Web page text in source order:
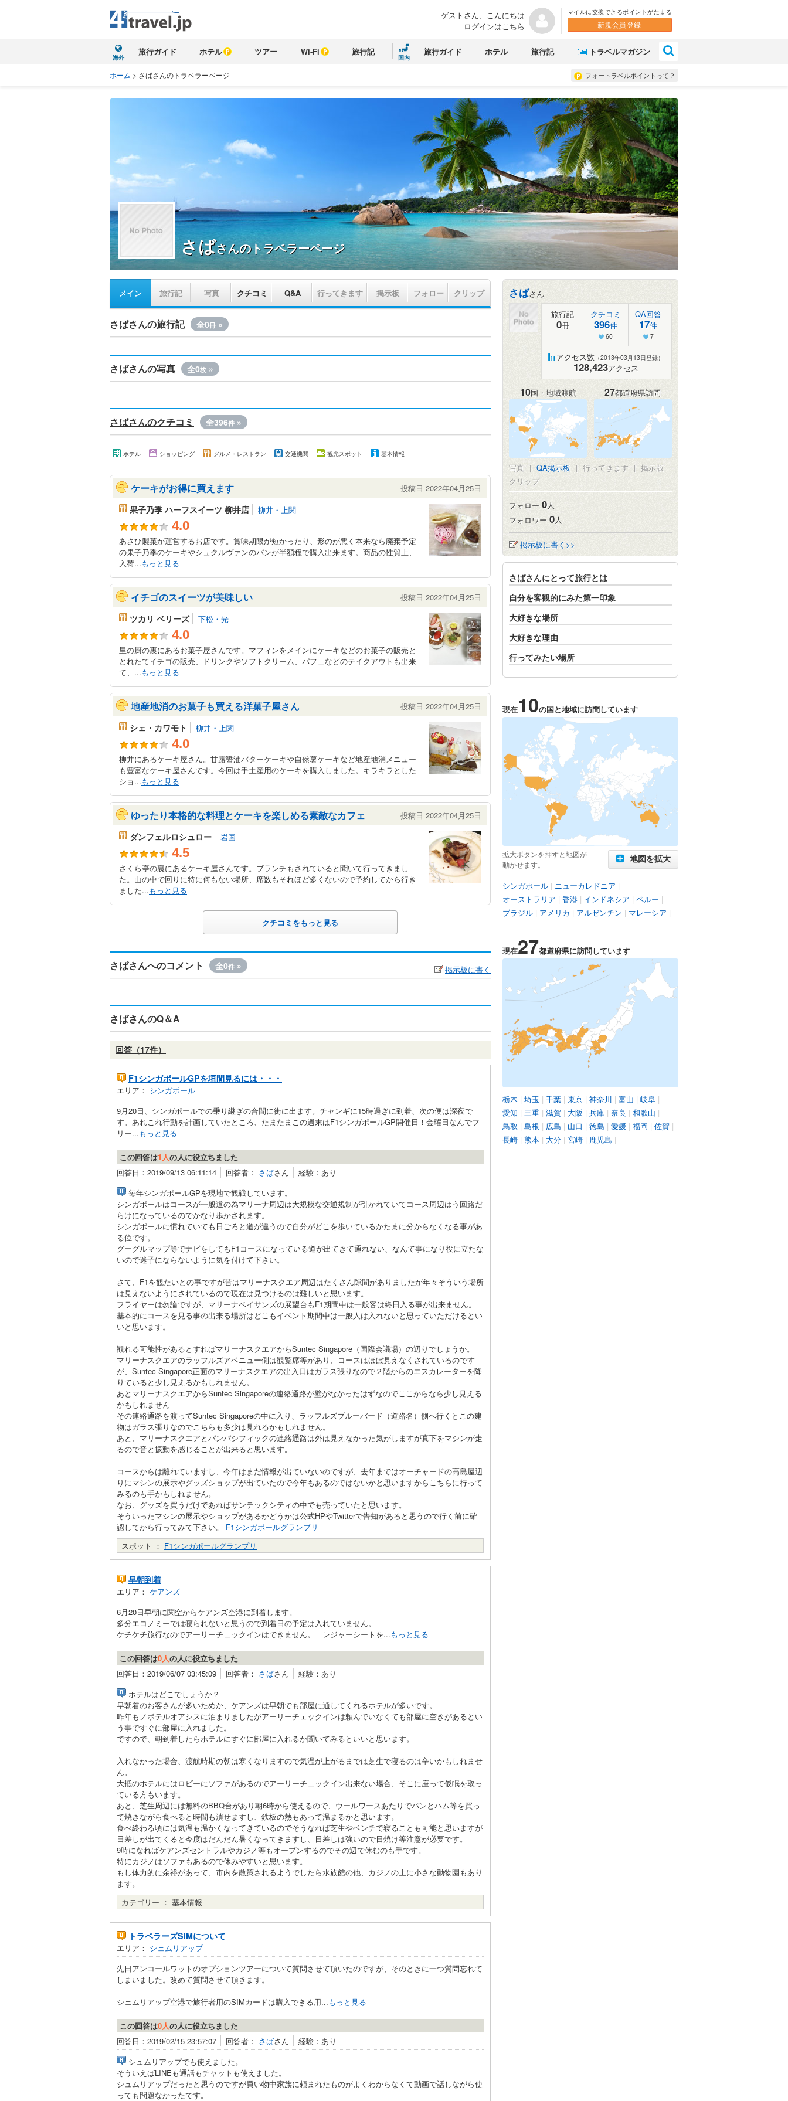
ゲストさん、こんにちは
ログインはこちら
マイルに交換できるポイントがたまる
新規会員登録
海外
旅行ガイド ホテル ツアー Wi-Fi 旅行記
国内
旅行ガイド ホテル 旅行記 トラベルマガジン
フォートラベルポイントって？
ホーム > さばさんのトラベラーページ
さばさんのトラベラーページ
メイン 旅行記 写真 クチコミ Q&A 行ってきます 掲示板 フォロー クリップ
さばさんの旅行記 全0冊 »
さばさんの写真 全0枚 »
さばさんのクチコミ 全396件 »
ホテル ショッピング グルメ・レストラン 交通機関 観光スポット 基本情報
ケーキがお得に買えます 投稿日 2022年04月25日
果子乃季 ハーフスイーツ 柳井店 柳井・上関
4.0
あさひ製菓が運営するお店です。賞味期限が短かったり、形のが悪く本来なら廃棄予定
の果子乃季のケーキやシュクルヴァンのパンが半額程で購入出来ます。商品の性質上、
入荷...もっと見る
イチゴのスイーツが美味しい 投稿日 2022年04月25日
ツカリ ベリーズ 下松・光
4.0
里の厨の裏にあるお菓子屋さんです。マフィンをメインにケーキなどのお菓子の販売と
とれたてイチゴの販売、ドリンクやソフトクリーム、パフェなどのテイクアウトも出来
て、...もっと見る
地産地消のお菓子も買える洋菓子屋さん 投稿日 2022年04月25日
シェ・カワモト 柳井・上関
4.0
柳井にあるケーキ屋さん。甘露醤油バターケーキや自然薯ケーキなど地産地消メニュー
も豊富なケーキ屋さんです。今回は手土産用のケーキを購入しました。キラキラとした
ショ...もっと見る
ゆったり本格的な料理とケーキを楽しめる素敵なカフェ 投稿日 2022年04月25日
ダンフェルロシュロー 岩国
4.5
さくら亭の裏にあるケーキ屋さんです。ブランチもされていると聞いて行ってきまし
た。山の中で回りに特に何もない場所、席数もそれほど多くないので予約してから行き
ました...もっと見る
クチコミをもっと見る
さばさんへのコメント 全0件 » 掲示板に書く
さばさんのQ＆A
回答（17件）
F1シンガポールGPを垣間見るには・・・
エリア： シンガポール
9月20日、シンガポールでの乗り継ぎの合間に街に出ます。チャンギに15時過ぎに到着、次の便は深夜で
す。あれこれ行動を計画していたところ、たまたまこの週末はF1シンガポールGP開催日！金曜日なんでフ
リー...もっと見る
この回答は1人の人に役立ちました
回答日：2019/09/13 06:11:14
回答者： さばさん
経験：あり
毎年シンガポールGPを現地で観戦しています。
シンガポールはコースが一般道の為マリーナ周辺は大規模な交通規制が引かれていてコース周辺はう回路だ
らけになっているのでかなり歩かされます。
シンガポールに慣れていても日ごろと道が違うので自分がどこを歩いているかたまに分からなくなる事があ
る位です。
グーグルマップ等でナビをしてもF1コースになっている道が出てきて通れない、なんて事になり役に立たな
いので迷子にならないように気を付けて下さい。
さて、F1を観たいとの事ですが昔はマリーナスクエア周辺はたくさん隙間がありましたが年々そういう場所
は見えないようにされているので現在は見つけるのは難しいと思います。
フライヤーは勿論ですが、マリーナベイサンズの展望台もF1期間中は一般客は終日入る事が出来ません。
基本的にコースを見る事の出来る場所はどこもイベント期間中は一般人は入れないと思っていただけるとい
いと思います。
観れる可能性があるとすればマリーナスクエアからSuntec Singapore（国際会議場）の辺りでしょうか。
マリーナスクエアのラッフルズアベニュー側は観覧席等があり、コースはほぼ見えなくされているのです
が、Suntec Singapore正面のマリーナスクエアの出入口はガラス張りなので２階からのエスカレーターを降
りていると少し見えるかもしれません。
あとマリーナスクエアからSuntec Singaporeの連絡通路が壁がなかったはずなのでここからなら少し見える
かもしれません
その連絡通路を渡ってSuntec Singaporeの中に入り、ラッフルズブルーバード（道路名）側へ行くとこの建
物はガラス張りなのでこちらも多少は見れるかもしれません。
あと、マリーナスクエアとパンパシフィックの連絡通路は外は見えなかった気がしますが真下をマシンが走
るので音と振動を感じることが出来ると思います。
コースからは離れていますし、今年はまだ情報が出ていないのですが、去年まではオーチャードの高島屋辺
りにマシンの展示やグッズショップが出ていたので今年もあるのではないかと思いますからこちらに行って
みるのも手かもしれません。
なお、グッズを買うだけであればサンテックシティの中でも売っていたと思います。
そういったマシンの展示やショップがあるかどうかは公式HPやTwitterで告知があると思うので行く前に確
認してから行ってみて下さい。 F1シンガポールグランプリ
スポット ： F1シンガポールグランプリ
早朝到着
エリア： ケアンズ
6月20日早朝に関空からケアンズ空港に到着します。
多分エコノミーでは寝られないと思うので到着日の予定は入れていません。
ケチケチ旅行なのでアーリーチェックインはできません。 レジャーシートを...もっと見る
この回答は0人の人に役立ちました
回答日：2019/06/07 03:45:09
回答者： さばさん
経験：あり
ホテルはどこでしょうか？
早朝着のお客さんが多いためか、ケアンズは早朝でも部屋に通してくれるホテルが多いです。
昨年もノボテルオアシスに泊まりましたがアーリーチェックインは頼んでいなくても部屋に空きがあるとい
う事ですぐに部屋に入れました。
ですので、朝到着したらホテルにすぐに部屋に入れるか聞いてみるといいと思います。
入れなかった場合、渡航時期の朝は寒くなりますので気温が上がるまでは芝生で寝るのは辛いかもしれませ
ん。
大抵のホテルにはロビーにソファがあるのでアーリーチェックイン出来ない場合、そこに座って仮眠を取っ
ている方もいます。
あと、芝生周辺には無料のBBQ台があり朝6時から使えるので、ウールワースあたりでパンとハム等を買っ
て焼きながら食べると時間も潰せますし、鉄板の熱もあって温まるかと思います。
食べ終わる頃には気温も温かくなってきているのでそうなれば芝生やベンチで寝ることも可能と思いますが
日差しが出てくると今度はだんだん暑くなってきますし、日差しは強いので日焼け等注意が必要です。
9時になればケアンズセントラルやカジノ等もオープンするのでその辺で休むのも手です。
特にカジノはソファもあるので休みやすいと思います。
もし体力的に余裕があって、市内を散策されるようでしたら水族館の他、カジノの上に小さな動物園もあり
ます。
カテゴリー ： 基本情報
トラベラーズSIMについて
エリア： シェムリアップ
先日アンコールワットのオプションツアーについて質問させて頂いたのですが、そのときに一つ質問忘れて
しまいました。改めて質問させて頂きます。
シェムリアップ空港で旅行者用のSIMカードは購入できる用...もっと見る
この回答は0人の人に役立ちました
回答日：2019/02/15 23:57:07
回答者： さばさん
経験：あり
シュムリアップでも使えました。
そういえばLINEも通話もチャットも使えました。
シュムリアップだったと思うのですが買い物中家族に頼まれたものがよくわからなくて動画で話しながら使
っても問題なかったです。
さばさん
旅行記
0冊
クチコミ
396件
60
QA回答
17件
7
アクセス数 （2013年03月13日登録）
128,423アクセス
10国・地域渡航 27都道府県訪問
写真 | QA掲示板 | 行ってきます | 掲示版
クリップ
フォロー 0人
フォロワー 0人
掲示板に書く>>
さばさんにとって旅行とは
自分を客観的にみた第一印象
大好きな場所
大好きな理由
行ってみたい場所
現在10の国と地域に訪問しています
拡大ボタンを押すと地図が
動かせます。
地図を拡大
シンガポール | ニューカレドニア |
オーストラリア | 香港 | インドネシア | ペルー |
ブラジル | アメリカ | アルゼンチン | マレーシア |
現在27都道府県に訪問しています
栃木 | 埼玉 | 千葉 | 東京 | 神奈川 | 富山 | 岐阜 |
愛知 | 三重 | 滋賀 | 大阪 | 兵庫 | 奈良 | 和歌山 |
鳥取 | 島根 | 広島 | 山口 | 徳島 | 愛媛 | 福岡 | 佐賀 |
長崎 | 熊本 | 大分 | 宮崎 | 鹿児島 |